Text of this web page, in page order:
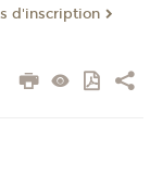
d'inscription